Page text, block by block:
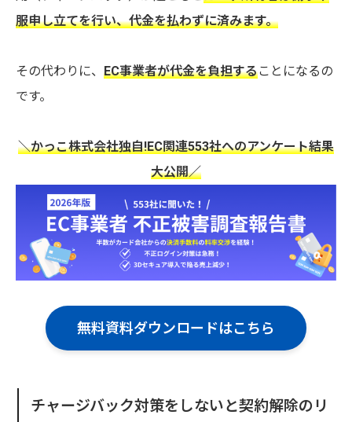
服申し立てを行い、代金を払わずに済みます。
その代わりに、 EC事業者が代金を負担することになるの
です。
＼かっこ株式会社独自!EC関連553社へのアンケート結果
大公開／
無料資料ダウンロードはこちら
チャージバック対策をしないと契約解除のリ